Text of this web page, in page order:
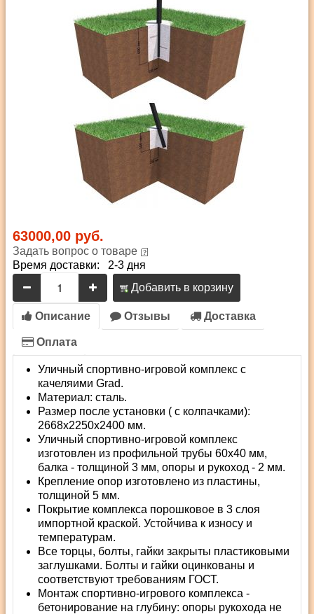
63000,00 руб.
Задать вопрос о товаре
Время доставки: 2-3 дня
Добавить в корзину
Описание Отзывы Доставка
Оплата
Уличный спортивно-игровой комплекс с
качеляими Grad.
Материал: сталь.
Размер после установки ( с колпачками):
2668х2250х2400 мм.
Уличный спортивно-игровой комплекс
изготовлен из профильной трубы 60х40 мм,
балка - толщиной 3 мм, опоры и рукоход - 2 мм.
Крепление опор изготовлено из пластины,
толщиной 5 мм.
Покрытие комплекса порошковое в 3 слоя
импортной краской. Устойчива к износу и
температурам.
Все торцы, болты, гайки закрыты пластиковыми
заглушками. Болты и гайки оцинкованы и
соответствуют требованиям ГОСТ.
Монтаж спортивно-игрового комплекса -
бетонирование на глубину: опоры рукохода не